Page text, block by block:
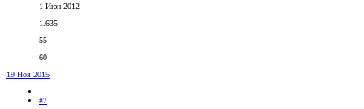
1 Июн 2012
1.635
55
60
19 Ноя 2015
#7